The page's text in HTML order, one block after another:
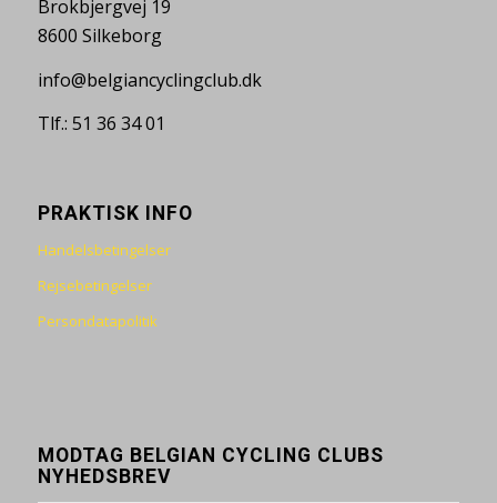
Brokbjergvej 19
8600 Silkeborg
info@belgiancyclingclub.dk
Tlf.: 51 36 34 01
PRAKTISK INFO
Handelsbetingelser
Rejsebetingelser
Persondatapolitik
MODTAG BELGIAN CYCLING CLUBS
NYHEDSBREV